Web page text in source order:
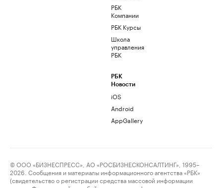
РБК
Компании
РБК Курсы
Школа
управления
РБК
РБК
Новости
iOS
Android
AppGallery
© ООО «БИЗНЕСПРЕСС», АО «РОСБИЗНЕСКОНСАЛТИНГ», 1995–
2026. Сообщения и материалы информационного агентства «РБК»
(свидетельство о регистрации средства массовой информации